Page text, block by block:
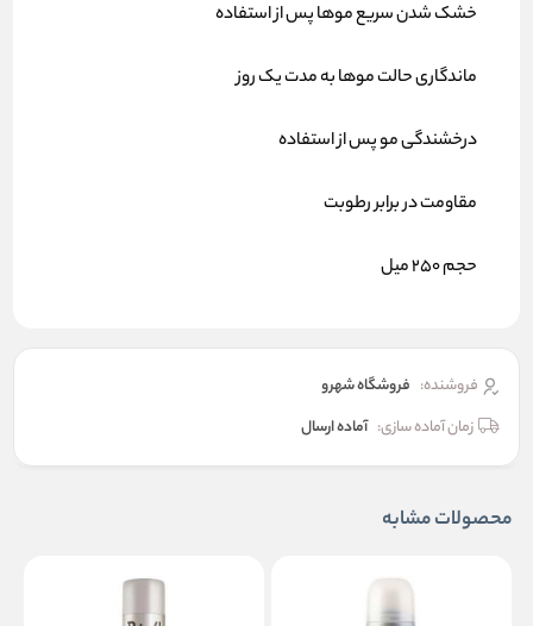
خشک شدن سریع موها پس از استفاده
ماندگاری حالت موها به مدت یک روز
درخشندگی مو پس از استفاده
مقاومت در برابر رطوبت
حجم 250 میل
فروشنده: فروشگاه شهرو
زمان آماده سازی: آماده ارسال
محصولات مشابه